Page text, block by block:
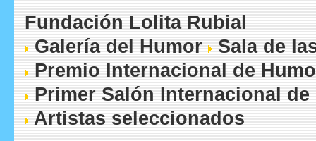
Fundación Lolita Rubial
Galería del Humor
Sala de
Premio Internacional de
Primer Salón Internacional
Artistas seleccionados